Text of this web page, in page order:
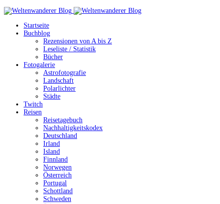
Startseite
Buchblog
Rezensionen von A bis Z
Leseliste / Statistik
Bücher
Fotogalerie
Astrofotografie
Landschaft
Polarlichter
Städte
Twitch
Reisen
Reisetagebuch
Nachhaltigkeitskodex
Deutschland
Irland
Island
Finnland
Norwegen
Österreich
Portugal
Schottland
Schweden